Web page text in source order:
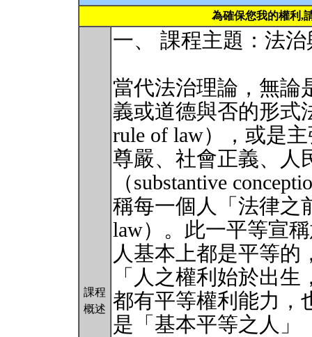
為確保您我的權利,
課程
概述
一、 課程主題：法
當代法治理論，無論
義或道德與否的形式
rule of law），或是
尊嚴、社會正義、人
（substantive
稱每一個人「法律之
law）。此一平等宣
人基本上都是平等的
「人之權利始於出
都有平等權利能力，
是「基本平等之人」